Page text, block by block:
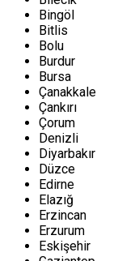
Bingöl
Bitlis
Bolu
Burdur
Bursa
Çanakkale
Çankırı
Çorum
Denizli
Diyarbakır
Düzce
Edirne
Elazığ
Erzincan
Erzurum
Eskişehir